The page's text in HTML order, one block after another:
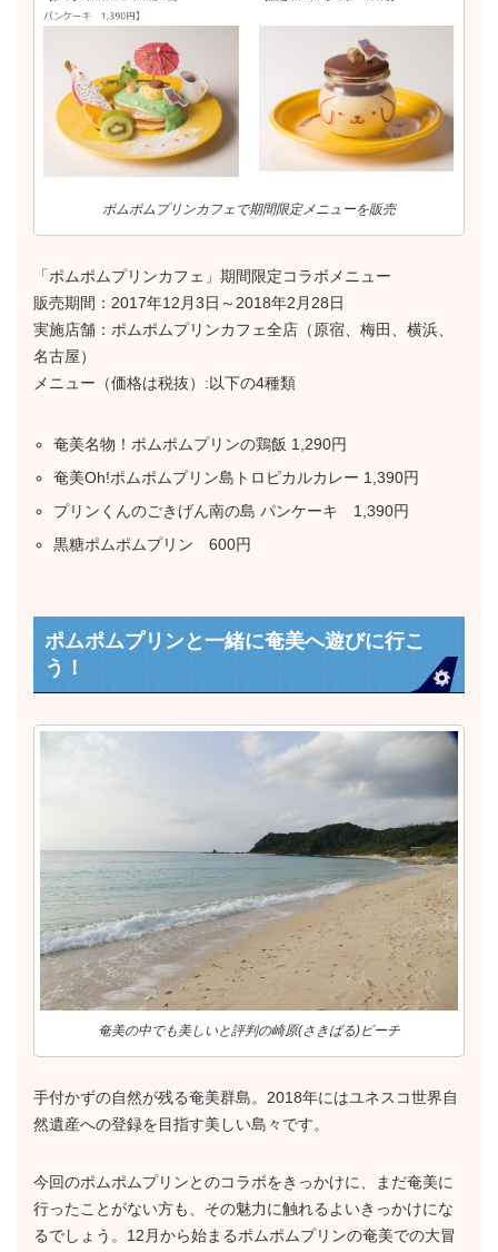
ポムポムプリンカフェで期間限定メニューを販売
「ポムポムプリンカフェ」期間限定コラボメニュー
販売期間：2017年12月3日～2018年2月28日
実施店舗：ポムポムプリンカフェ全店（原宿、梅田、横浜、
名古屋）
メニュー（価格は税抜）:以下の4種類
奄美名物！ポムポムプリンの鶏飯 1,290円
奄美Oh!ポムポムプリン島トロピカルカレー 1,390円
プリンくんのごきげん南の島 パンケーキ 1,390円
黒糖ポムポムプリン 600円
ポムポムプリンと一緒に奄美へ遊びに行こ
う！
奄美の中でも美しいと評判の崎原(さきばる)ビーチ
手付かずの自然が残る奄美群島。2018年にはユネスコ世界自
然遺産への登録を目指す美しい島々です。
今回のポムポムプリンとのコラボをきっかけに、まだ奄美に
行ったことがない方も、その魅力に触れるよいきっかけにな
るでしょう。12月から始まるポムポムプリンの奄美での大冒